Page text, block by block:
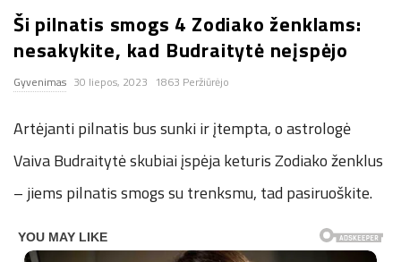
n
.
n
e
Ši pilnatis smogs 4 Zodiako ženklams:
nesakykite, kad Budraitytė neįspėjo
Gyvenimas 30 liepos, 2023 1863 Peržiūrėjo
Artėjanti pilnatis bus sunki ir įtempta, o astrologė
Vaiva Budraitytė skubiai įspėja keturis Zodiako ženklus
– jiems pilnatis smogs su trenksmu, tad pasiruoškite.